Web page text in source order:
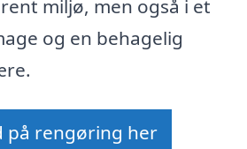
miljø, men også i et
og en behagelig
på rengøring her